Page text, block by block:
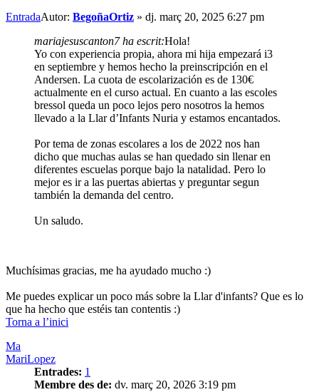
EntradaAutor: BegoñaOrtiz » dj. març 20, 2025 6:27 pm
mariajesuscanton7 ha escrit:Hola!
Yo con experiencia propia, ahora mi hija empezará i3
en septiembre y hemos hecho la preinscripción en el
Andersen. La cuota de escolarización es de 130€
actualmente en el curso actual. En cuanto a las escoles
bressol queda un poco lejos pero nosotros la hemos
llevado a la Llar d’Infants Nuria y estamos encantados.
Por tema de zonas escolares a los de 2022 nos han
dicho que muchas aulas se han quedado sin llenar en
diferentes escuelas porque bajo la natalidad. Pero lo
mejor es ir a las puertas abiertas y preguntar segun
también la demanda del centro.
Un saludo.
Muchísimas gracias, me ha ayudado mucho :)
Me puedes explicar un poco más sobre la Llar d'infants? Que es lo
que ha hecho que estéis tan contentis :)
Torna a l’inici
Ma
MariLopez
Entrades: 1
Membre des de: dv. març 20, 2026 3:19 pm